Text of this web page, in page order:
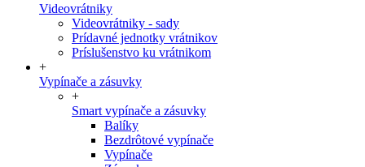
Videovrátniky
Videovrátniky - sady
Prídavné jednotky vrátnikov
Príslušenstvo ku vrátnikom
+
Vypínače a zásuvky
+
Smart vypínače a zásuvky
Balíky
Bezdrôtové vypínače
Vypínače